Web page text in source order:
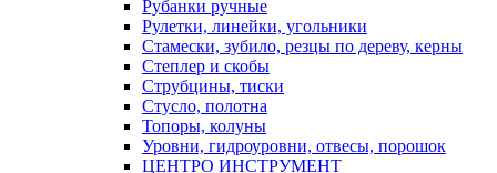
Рубанки ручные
Рулетки, линейки, угольники
Стамески, зубило, резцы по дереву, керны
Степлер и скобы
Струбцины, тиски
Стусло, полотна
Топоры, колуны
Уровни, гидроуровни, отвесы, порошок
ЦЕНТРО ИНСТРУМЕНТ